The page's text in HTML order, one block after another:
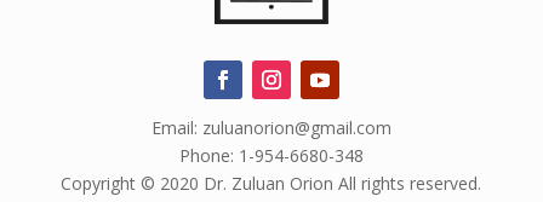
Email: zuluanorion@gmail.com
Phone: 1-954-6680-348
Copyright © 2020 Dr. Zuluan Orion All rights reserved.